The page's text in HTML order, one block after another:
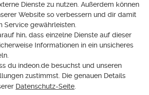
in der Kirche: Was
Dienste zu nutzen. Außerdem können
Website so verbessern und dir damit
Service gewährleisten.
hin, dass einzelne Dienste auf dieser
Informationen in ein unsicheres
du indeon.de besuchst und unseren
zustimmst. Die genauen Details
Datenschutz-Seite